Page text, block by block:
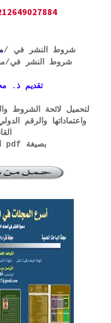
شروط النشر في /
شروط النشر في/م
تقديم ذ.
لتحميل لائحة الشروط
بصيغة pdf الرابط أسفله: